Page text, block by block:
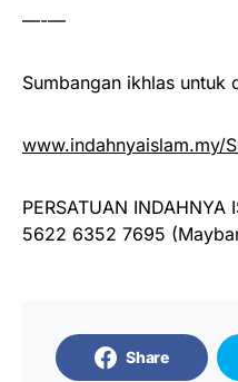
—-—
Sumbangan ikhlas untuk
www.indahnyaislam.my/
PERSATUAN INDAHNYA
5622 6352 7695
Share